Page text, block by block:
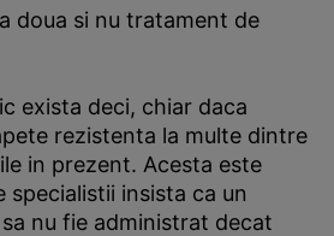
doua si nu tratament de
exista deci, chiar daca
rezistenta la multe dintre
in prezent. Acesta este
insista ca un
nu fie administrat decat